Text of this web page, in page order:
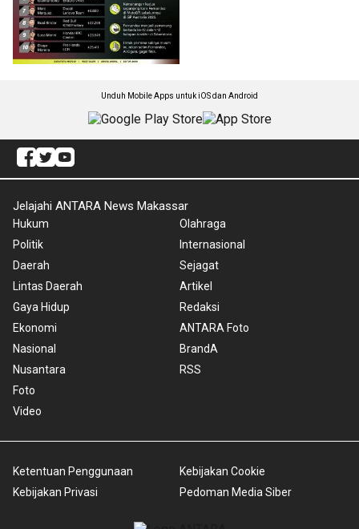
Unduh Mobile Apps untuk iOS dan Android
Jelajahi ANTARA News Makassar
Hukum
Politik
Daerah
Lintas Daerah
Gaya Hidup
Ekonomi
Nasional
Nusantara
Foto
Video
Olahraga
Internasional
Sejagat
Artikel
Redaksi
ANTARA Foto
BrandA
RSS
Ketentuan Penggunaan
Kebijakan Privasi
Kebijakan Cookie
Pedoman Media Siber